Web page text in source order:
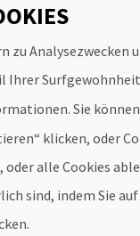
zu Analysezwecken
Ihrer
Sie
klicken, oder
alle Cookies
sind, indem Sie auf